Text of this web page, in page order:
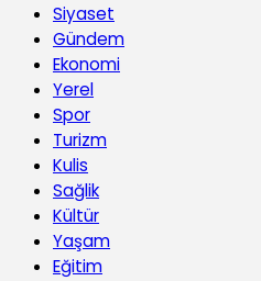
Siyaset
Gündem
Ekonomi
Yerel
Spor
Turizm
Kulis
Sağlik
Kültür
Yaşam
Eğitim